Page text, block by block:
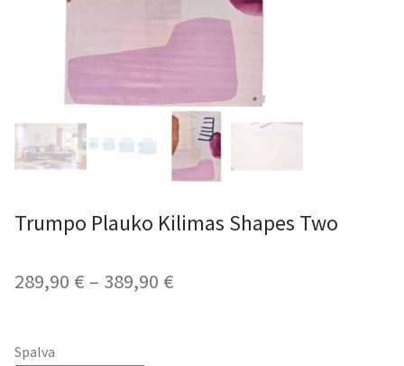
Trumpo Plauko Kilimas Shapes Two
289,90 € – 389,90 €
Spalva